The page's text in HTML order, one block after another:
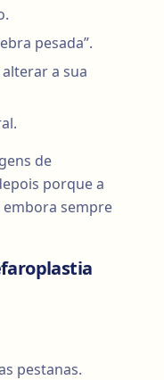
pesada”.
a sua
de
porque a
sempre
pestanas.